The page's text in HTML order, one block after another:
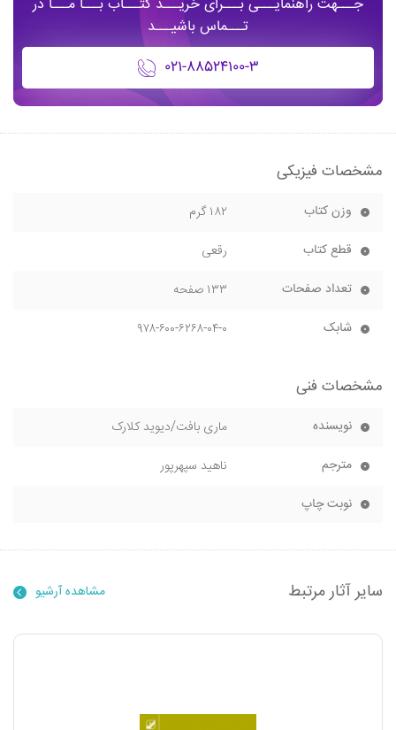
جـــهت راهنمایـــی بـــرای خریـــد کتـــاب بـــا مـــا در
تـــماس باشیـــد
۰۲۱-۸۸۵۲۴۱۰۰-۳
مشخصات فیزیکی
وزن کتاب ۱۸۲ گرم
قطع کتاب رقعی
تعداد صفحات ۱۳۳ صفحه
شابک ۹۷۸-۶۰۰-۶۲۶۸-۰۴-۰
مشخصات فنی
نویسنده ماری بافت/دیوید کلارک
مترجم ناهید سپهرپور
نوبت چاپ
سایر آثار مرتبط مشاهده آرشیو